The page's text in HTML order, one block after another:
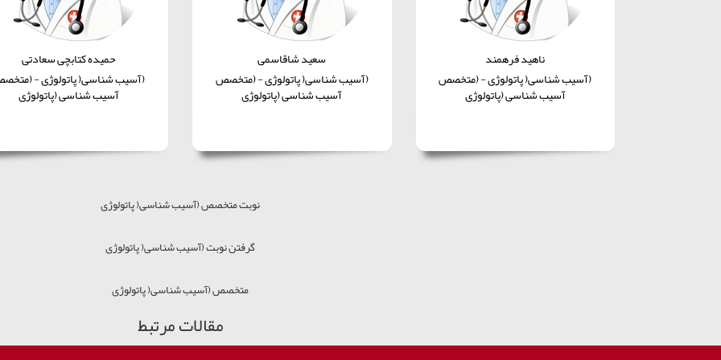
ناهید فرهمند
(آسیب شناسی( پاتولوژی - (متخصص
آسیب شناسی (پاتولوژی
سعید شاقاسمی
(آسیب شناسی( پاتولوژی - (متخصص
آسیب شناسی (پاتولوژی
حمیده کتابچی سعادتی
(آسیب شناسی( پاتولوژی -
آسیب شناسی (پاتولوژی
نوبت متخصص (آسیب شناسی( پاتولوژی
گرفتن نوبت (آسیب شناسی( پاتولوژی
متخصص (آسیب شناسی( پاتولوژی
مقالات مرتبط